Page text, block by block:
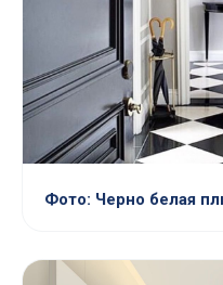
Фото: Черно белая